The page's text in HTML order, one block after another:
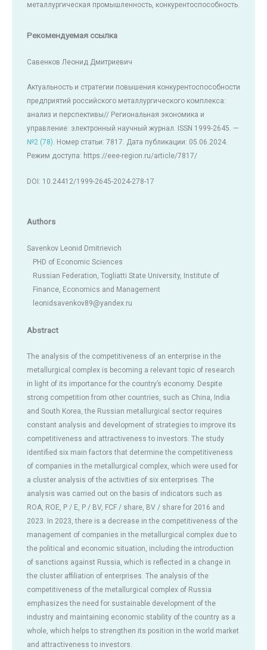
металлургическая промышленность, конкурентоспособность.
Рекомендуемая ссылка
Савенков Леонид Дмитриевич
Актуальность и стратегии повышения конкурентоспособности
предприятий российского металлургического комплекса:
анализ и перспективы// Региональная экономика и
управление: электронный научный журнал. ISSN 1999-2645. —
№2 (78). Номер статьи: 7817. Дата публикации: 05.06.2024.
Режим доступа: https://eee-region.ru/article/7817/
DOI: 10.24412/1999-2645-2024-278-17
Authors
Savenkov Leonid Dmitrievich
PHD of Economic Sciences
Russian Federation, Togliatti State University, Institute of
Finance, Economics and Management
leonidsavenkov89@yandex.ru
Abstract
The analysis of the competitiveness of an enterprise in the
metallurgical complex is becoming a relevant topic of research
in light of its importance for the country’s economy. Despite
strong competition from other countries, such as China, India
and South Korea, the Russian metallurgical sector requires
constant analysis and development of strategies to improve its
competitiveness and attractiveness to investors. The study
identified six main factors that determine the competitiveness
of companies in the metallurgical complex, which were used for
a cluster analysis of the activities of six enterprises. The
analysis was carried out on the basis of indicators such as
ROA, ROE, P / E, P / BV, FCF / share, BV / share for 2016 and
2023. In 2023, there is a decrease in the competitiveness of the
management of companies in the metallurgical complex due to
the political and economic situation, including the introduction
of sanctions against Russia, which is reflected in a change in
the cluster affiliation of enterprises. The analysis of the
competitiveness of the metallurgical complex of Russia
emphasizes the need for sustainable development of the
industry and maintaining economic stability of the country as a
whole, which helps to strengthen its position in the world market
and attractiveness to investors.